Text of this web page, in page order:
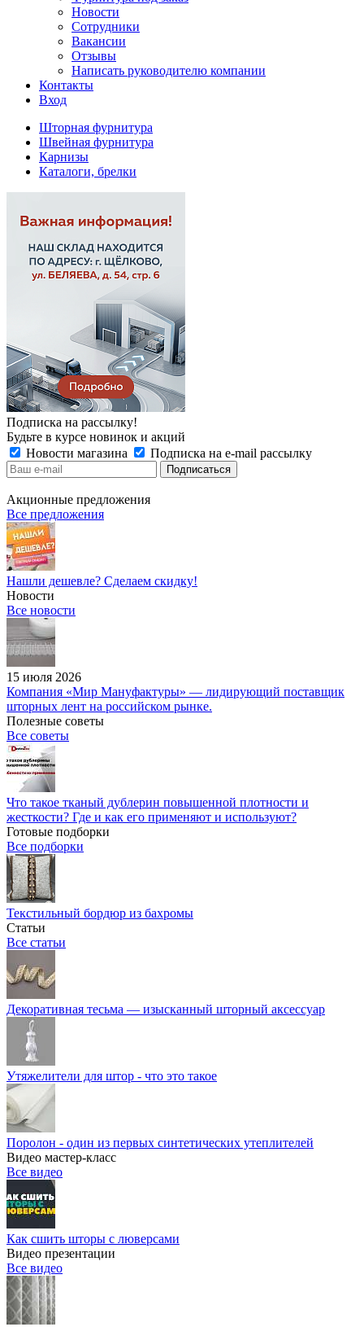
Новости
Сотрудники
Вакансии
Отзывы
Написать руководителю компании
Контакты
Вход
Шторная фурнитура
Швейная фурнитура
Карнизы
Каталоги, брелки
Подписка на рассылку!
Будьте в курсе новинок и акций
Новости магазина
Подписка на e-mail рассылку
Акционные предложения
Все предложения
Нашли дешевле? Сделаем скидку!
Новости
Все новости
15 июля 2026
Компания «Мир Мануфактуры» — лидирующий поставщик
шторных лент на российском рынке.
Полезные советы
Все советы
Что такое тканый дублерин повышенной плотности и
жесткости? Где и как его применяют и используют?
Готовые подборки
Все подборки
Текстильный бордюр из бахромы
Статьи
Все статьи
Декоративная тесьма — изысканный шторный аксессуар
Утяжелители для штор - что это такое
Поролон - один из первых синтетических утеплителей
Видео мастер-класс
Все видео
Как сшить шторы с люверсами
Видео презентации
Все видео